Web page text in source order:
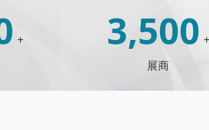
+
3,500 +
展商